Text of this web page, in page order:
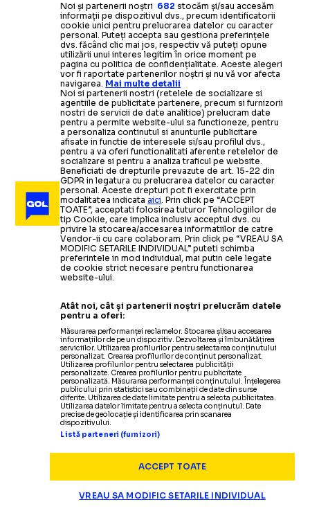
Noi și partenerii noștri 682 stocăm și/sau accesăm
informații pe dispozitivul dvs., precum identificatorii
cookie unici pentru prelucrarea datelor cu caracter
personal. Puteți accepta sau gestiona preferințele
dvs. făcând clic mai jos, respectiv vă puteți opune
utilizării unui interes legitim în orice moment pe
pagina cu politica de confidențialitate. Aceste alegeri
vor fi raportate partenerilor noștri și nu vă vor afecta
navigarea. Mai multe detalii
Noi si partenerii nostri (retelele de socializare si
agentiile de publicitate partenere, precum si furnizorii
nostri de servicii de date analitice) prelucram date
pentru a permite website-ului sa functioneze, pentru
a personaliza continutul si anunturile publicitare
afisate in functie de interesele si/sau profilul dvs.,
pentru a va oferi functionalitati aferente retelelor de
socializare si pentru a analiza traficul pe website.
Beneficiati de drepturile prevazute de art. 15-22 din
GDPR in legatura cu prelucrarea datelor cu caracter
personal. Aceste drepturi pot fi exercitate prin
modalitatea indicataaici. Prin click pe “ACCEPT
TOATE”, acceptati folosirea tuturor Tehnologiilor de
tip Cookie, care implica inclusiv acceptul dvs. cu
privire la stocarea/accesarea informatiilor de catre
Vendor-ii cu care colaboram. Prin click pe “VREAU SA
MODIFIC SETARILE INDIVIDUAL” puteti schimba
preferintele in mod individual, mai putin cele legate
de cookie strict necesare pentru functionarea
website-ului.
Atât noi, cât și partenerii noștri prelucrăm datele
pentru a oferi:
Măsurarea performanței reclamelor. Stocarea și/sau accesarea
informațiilor de pe un dispozitiv. Dezvoltarea și îmbunătățirea
serviciilor. Utilizarea profilurilor pentru selectarea conținutului
personalizat. Crearea profilurilor de conținut personalizat.
Utilizarea profilurilor pentru selectarea publicității
personalizate. Crearea profilurilor pentru publicitate
personalizată. Măsurarea performanței conținutului. Înțelegerea
publicului prin statistici sau combinații de date din surse
diferite. Utilizarea de date limitate pentru a selecta publicitatea.
Utilizarea datelor limitate pentru a selecta conținutul. Date
precise de geolocație și identificarea prin scanarea
dispozitivului.
Listă parteneri (furnizori)
ACCEPT TOATE
VREAU SA MODIFIC SETARILE INDIVIDUAL